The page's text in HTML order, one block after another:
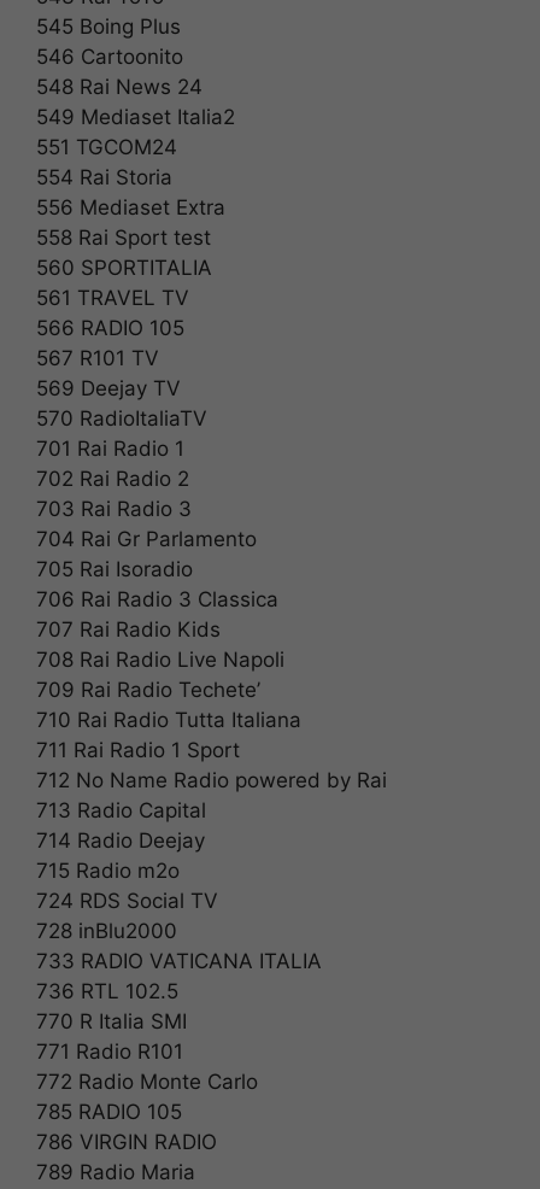
545 Boing Plus
546 Cartoonito
548 Rai News 24
549 Mediaset Italia2
551 TGCOM24
554 Rai Storia
556 Mediaset Extra
558 Rai Sport test
560 SPORTITALIA
561 TRAVEL TV
566 RADIO 105
567 R101 TV
569 Deejay TV
570 RadioItaliaTV
701 Rai Radio 1
702 Rai Radio 2
703 Rai Radio 3
704 Rai Gr Parlamento
705 Rai Isoradio
706 Rai Radio 3 Classica
707 Rai Radio Kids
708 Rai Radio Live Napoli
709 Rai Radio Techete’
710 Rai Radio Tutta Italiana
711 Rai Radio 1 Sport
712 No Name Radio powered by Rai
713 Radio Capital
714 Radio Deejay
715 Radio m2o
724 RDS Social TV
728 inBlu2000
733 RADIO VATICANA ITALIA
736 RTL 102.5
770 R Italia SMI
771 Radio R101
772 Radio Monte Carlo
785 RADIO 105
786 VIRGIN RADIO
789 Radio Maria